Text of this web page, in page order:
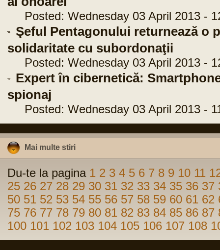
Posted: Wednesday 03 April 2013 -
Şeful Pentagonului returnează o
solidaritate cu subordonaţii
Posted: Wednesday 03 April 2013 -
Expert în cibernetică:
spionaj
Posted: Wednesday 03 April 2013 -
Mai multe stiri
Du-te la pagina 1 2 3 4 5 6 7 8 9 10 11
25 26 27 28 29 30 31 32 33 34 35 36 37
50 51 52 53 54 55 56 57 58 59 60 61 62
75 76 77 78 79 80 81 82 83 84 85 86 87
100 101 102 103 104 105 106 107 108